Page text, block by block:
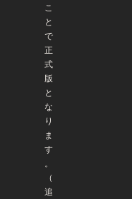
こ
と
で
正
式
版
と
な
り
ま
す
。
（
追